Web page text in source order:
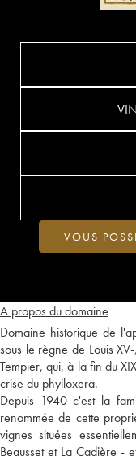
A propos du domaine
Domaine historique de
sous le règne de Louis
Tempier, qui, à la fin du
crise du phylloxera.
Depuis 1940 c'est la
renommée de cette
vignes situées
Beausset et La Cadière -
VOUS